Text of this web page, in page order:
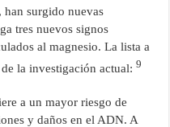
han surgido nuevas
tres nuevos signos
al magnesio. La lista a
la investigación actual:9
a un mayor riesgo de
y daños en el ADN. A